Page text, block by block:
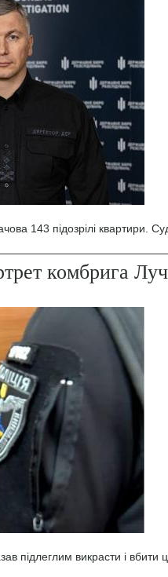
143 підозрілі квартири.
комбрига
підлеглим викрасти і вбити